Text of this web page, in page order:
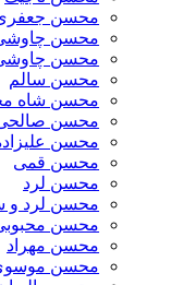
محسن
محسن
محسن
محسن سالم
محسن شاه
محسن
محسن
محسن قمی
محسن لرد
محسن لرد و
محسن
محسن مهراد
محسن